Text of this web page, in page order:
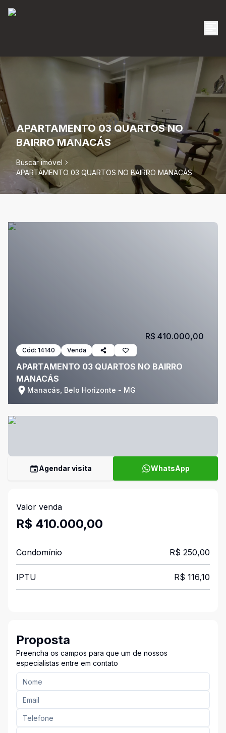
APARTAMENTO 03 QUARTOS NO
BAIRRO MANACÁS
Buscar imóvel
APARTAMENTO 03 QUARTOS NO BAIRRO MANACÁS
Cód: 14140 Venda
APARTAMENTO 03 QUARTOS NO BAIRRO
MANACÁS
Manacás, Belo Horizonte - MG
R$ 410.000,00
Agendar visita WhatsApp
Valor venda
R$ 410.000,00
Condomínio R$ 250,00
IPTU R$ 116,10
Proposta
Preencha os campos para que um de nossos
especialistas entre em contato